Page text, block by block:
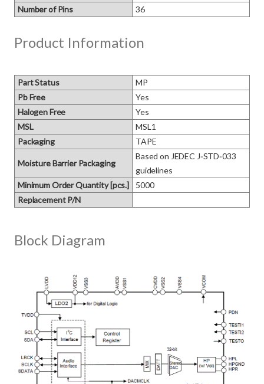
Number of Pins
36
Product Information
Part Status
MP
Pb Free
Yes
Halogen Free
Yes
MSL
MSL1
Packaging
TAPE
Moisture Barrier Packaging
Based on JEDEC J‑STD‑033
guidelines
Minimum Order Quantity [pcs.]
5000
Replacement P/N
Block Diagram